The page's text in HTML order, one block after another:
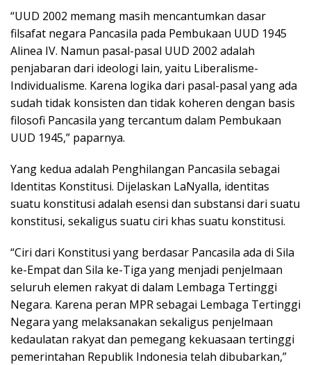
“UUD 2002 memang masih mencantumkan dasar
filsafat negara Pancasila pada Pembukaan UUD 1945
Alinea IV. Namun pasal-pasal UUD 2002 adalah
penjabaran dari ideologi lain, yaitu Liberalisme-
Individualisme. Karena logika dari pasal-pasal yang ada
sudah tidak konsisten dan tidak koheren dengan basis
filosofi Pancasila yang tercantum dalam Pembukaan
UUD 1945,” paparnya.
Yang kedua adalah Penghilangan Pancasila sebagai
Identitas Konstitusi. Dijelaskan LaNyalla, identitas
suatu konstitusi adalah esensi dan substansi dari suatu
konstitusi, sekaligus suatu ciri khas suatu konstitusi.
“Ciri dari Konstitusi yang berdasar Pancasila ada di Sila
ke-Empat dan Sila ke-Tiga yang menjadi penjelmaan
seluruh elemen rakyat di dalam Lembaga Tertinggi
Negara. Karena peran MPR sebagai Lembaga Tertinggi
Negara yang melaksanakan sekaligus penjelmaan
kedaulatan rakyat dan pemegang kekuasaan tertinggi
pemerintahan Republik Indonesia telah dibubarkan,”